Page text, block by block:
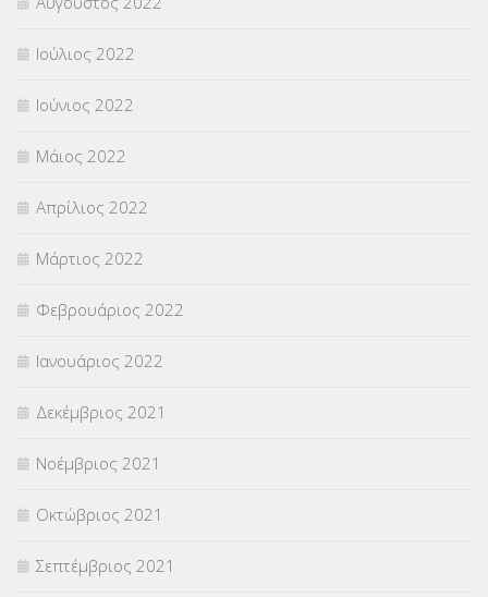
Ιούλιος 2022
Ιούνιος 2022
Μάιος 2022
Απρίλιος 2022
Μάρτιος 2022
Φεβρουάριος 2022
Ιανουάριος 2022
Δεκέμβριος 2021
Νοέμβριος 2021
Οκτώβριος 2021
Σεπτέμβριος 2021